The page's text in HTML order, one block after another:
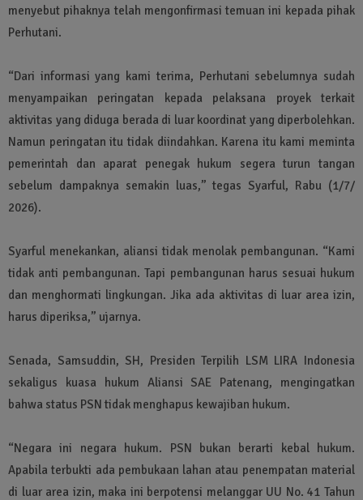
menyebut pihaknya telah mengonfirmasi temuan ini kepada pihak
Perhutani.
“Dari informasi yang kami terima, Perhutani sebelumnya sudah
menyampaikan peringatan kepada pelaksana proyek terkait
aktivitas yang diduga berada di luar koordinat yang diperbolehkan.
Namun peringatan itu tidak diindahkan. Karena itu kami meminta
pemerintah dan aparat penegak hukum segera turun tangan
sebelum dampaknya semakin luas,” tegas Syarful, Rabu (1/7/
2026).
Syarful menekankan, aliansi tidak menolak pembangunan. “Kami
tidak anti pembangunan. Tapi pembangunan harus sesuai hukum
dan menghormati lingkungan. Jika ada aktivitas di luar area izin,
harus diperiksa,” ujarnya.
Senada, Samsuddin, SH, Presiden Terpilih LSM LIRA Indonesia
sekaligus kuasa hukum Aliansi SAE Patenang, mengingatkan
bahwa status PSN tidak menghapus kewajiban hukum.
“Negara ini negara hukum. PSN bukan berarti kebal hukum.
Apabila terbukti ada pembukaan lahan atau penempatan material
di luar area izin, maka ini berpotensi melanggar UU No. 41 Tahun